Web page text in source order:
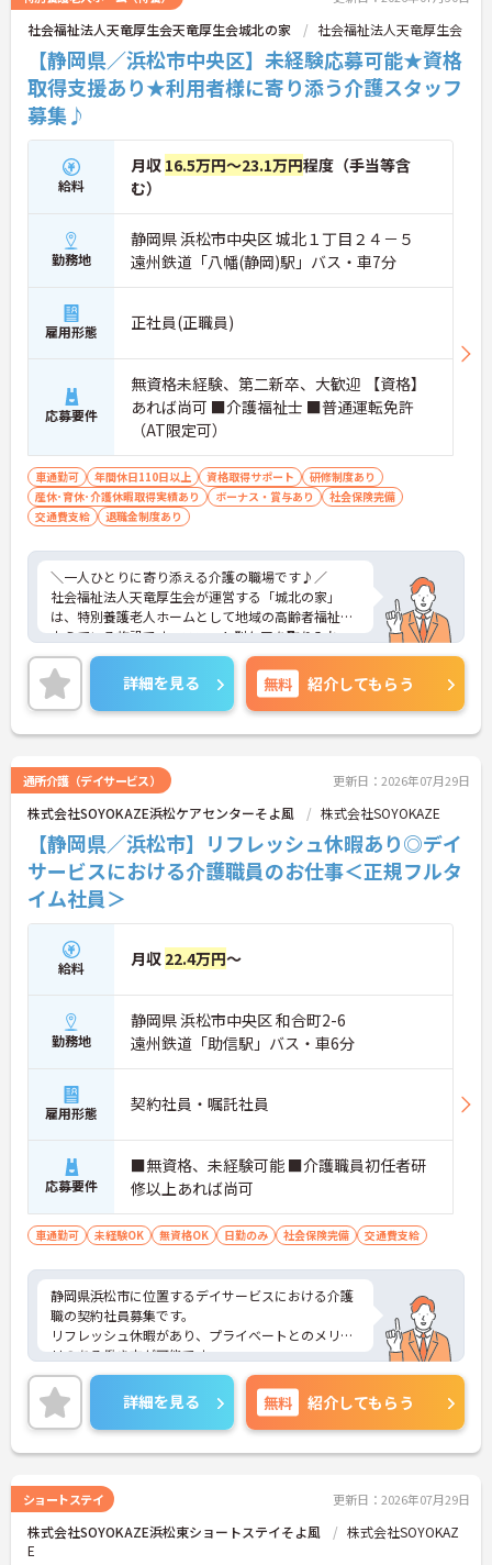
社会福祉法人天竜厚生会天竜厚生会城北の家 社会福祉法人天竜厚生会
【静岡県／浜松市中央区】未経験応募可能★資格
取得支援あり★利用者様に寄り添う介護スタッフ
募集♪
給料
月収 16.5万円～23.1万円程度（手当等含
む）
勤務地
静岡県 浜松市中央区 城北１丁目２４－５
遠州鉄道「八幡(静岡)駅」バス・車7分
雇用形態 正社員(正職員)
応募要件
無資格未経験、第二新卒、大歓迎 【資格】
あれば尚可 ■介護福祉士 ■普通運転免許
（AT限定可）
車通勤可 年間休日110日以上 資格取得サポート
研修制度あり
産休･育休･介護休暇取得実績あり
ボーナス・賞与あり
社会保険完備
交通費支給
退職金制度あり
＼一人ひとりに寄り添える介護の職場です♪／
社会福祉法人天竜厚生会が運営する「城北の家」
は、特別養護老人ホームとして地域の高齢者福祉を
支えている施設です。ユニット型ケアを取り入れ、
利用者様それぞれの生活リズムや価値観を大切にし
ながら、その方らしい暮らしを支えることを大切に
しています。食事・入浴・排泄などの日常生活の支
援だけでなく、これまでの生活とのつながりも意識
したケアを実践。未経験の方も見習い期間や研修を
す。勤務日数や時間帯も相談しやすく、家庭やプラ
イベートと両立しながら長く働きたい方にもおすす
めの職場です。
■ 「週3日・1日5時間～」で働きやすい♪
無理なく続けられる勤務環境が整っています。
・週3日以上、1日5時間以上から相談可能
・平日のみ、土日祝のみなど働き方の相談OK
→ ライフスタイルに合わせて勤務しやすい職場です
■ 未経験から介護デビューを応援！
介護が初めての方も安心してスタートできます。
・未経験者・ブランクのある方も応募可能
・見習い期間があり段階的にスキル習得
・研修制度で基礎から学べる環境
■ 利用者様にしっかり向き合えるケア♪
流れ作業ではない介護を大切にしています。
・ユニット型ケアを採用
・利用者様ごとの生活スタイルを尊重
・身体状況に応じた入浴設備を完備
→ 一人ひとりに寄り添った支援が実践できます
■ 将来も安心！成長できる環境です
長く働きながらキャリアアップも目指せます。
・資格取得支援制度あり
・正規職員・準職員への登用制度あり
・昇給制度や資格業務手当を用意
詳細を見る 無料 紹介してもらう
通所介護（デイサービス） 更新日：2026年07月29日
株式会社SOYOKAZE浜松ケアセンターそよ風 株式会社SOYOKAZE
【静岡県／浜松市】リフレッシュ休暇あり◎デイ
サービスにおける介護職員のお仕事＜正規フルタ
イム社員＞
給料 月収 22.4万円～
勤務地
静岡県 浜松市中央区 和合町2-6
遠州鉄道「助信駅」バス・車6分
雇用形態 契約社員・嘱託社員
応募要件
■無資格、未経験可能 ■介護職員初任者研
修以上あれば尚可
車通勤可 未経験OK 無資格OK 日勤のみ 社会保険完備 交通費支給
静岡県浜松市に位置するデイサービスにおける介護
職の契約社員募集です。
リフレッシュ休暇があり、プライベートとのメリハ
リのある働き方が可能です。
また研修制度や正社員登用制度もあり働きながらス
キルアップが目指せる環境です。
ご興味のある方には、面接対策ポイントなど、さら
に詳細をご案内しますのでお気軽にご相談くださ
い！
詳細を見る 無料 紹介してもらう
ショートステイ 更新日：2026年07月29日
株式会社SOYOKAZE浜松東ショートステイそよ風
株式会社SOYOKAZ
E